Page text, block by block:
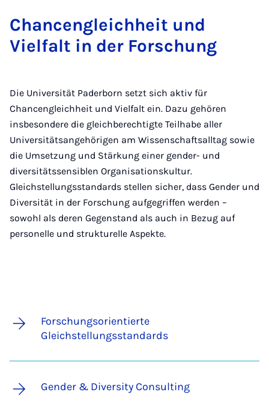
Chancengleichheit und
Vielfalt in der Forschung
Die Universität Paderborn setzt sich aktiv für
Chancengleichheit und Vielfalt ein. Dazu gehören
insbesondere die gleichberechtigte Teilhabe aller
Universitätsangehörigen am Wissenschaftsalltag sowie
die Umsetzung und Stärkung einer gender- und
diversitätssensiblen Organisationskultur.
Gleichstellungsstandards stellen sicher, dass Gender und
Diversität in der Forschung aufgegriffen werden –
sowohl als deren Gegenstand als auch in Bezug auf
personelle und strukturelle Aspekte.
Forschungsorientierte
Gleichstellungsstandards
Gender & Diversity Consulting